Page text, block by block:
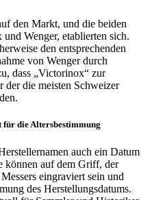
den Markt, und die beiden
Wenger, etablierten sich.
den entsprechenden
von Wenger durch
dass „Victorinox“ zur
der die meisten Schweizer
die Altersbestimmung
auch ein Datum
können auf dem Griff, der
eingraviert sein und
des Herstellungsdatums.